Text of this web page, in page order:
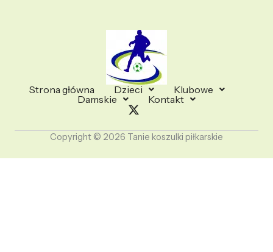
Strona główna Dzieci
Klubowe
Damskie
Kontakt
Copyright © 2026 Tanie koszulki piłkarskie